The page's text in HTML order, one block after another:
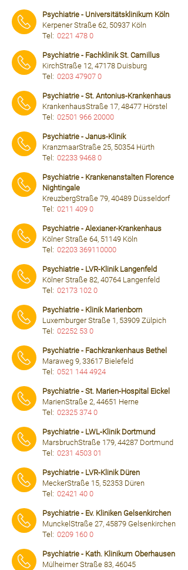
Psychiatrie - Universitätsklinikum Köln
Kerpener Straße 62, 50937 Köln
Tel: 0221 478 0
Psychiatrie - Fachklinik St. Camillus
KirchStraße 12, 47178 Duisburg
Tel: 0203 47907 0
Psychiatrie - St. Antonius-Krankenhaus
KrankenhausStraße 17, 48477 Hörstel
Tel: 02501 966 20000
Psychiatrie - Janus-Klinik
KranzmaarStraße 25, 50354 Hürth
Tel: 02233 9468 0
Psychiatrie - Krankenanstalten Florence
Nightingale
KreuzbergStraße 79, 40489 Düsseldorf
Tel: 0211 409 0
Psychiatrie - Alexianer-Krankenhaus
Kölner Straße 64, 51149 Köln
Tel: 02203 369110000
Psychiatrie - LVR-Klinik Langenfeld
Kölner Straße 82, 40764 Langenfeld
Tel: 02173 102 0
Psychiatrie - Klinik Marienborn
Luxemburger Straße 1, 53909 Zülpich
Tel: 02252 53 0
Psychiatrie - Fachkrankenhaus Bethel
Maraweg 9, 33617 Bielefeld
Tel: 0521 144 4924
Psychiatrie - St. Marien-Hospital Eickel
MarienStraße 2, 44651 Herne
Tel: 02325 374 0
Psychiatrie - LWL-Klinik Dortmund
MarsbruchStraße 179, 44287 Dortmund
Tel: 0231 4503 01
Psychiatrie - LVR-Klinik Düren
MeckerStraße 15, 52353 Düren
Tel: 02421 40 0
Psychiatrie - Ev. Kliniken Gelsenkirchen
MunckelStraße 27, 45879 Gelsenkirchen
Tel: 0209 160 0
Psychiatrie - Kath. Klinikum Oberhausen
Mülheimer Straße 83, 46045